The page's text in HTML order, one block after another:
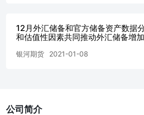
12月外汇储备和官方储备资产数据
和估值性因素共同推动外汇储备增加
银河期货 2021-01-08
公司简介